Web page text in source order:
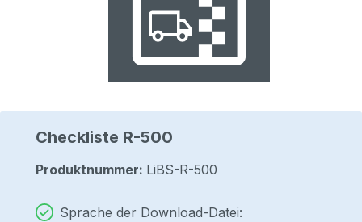
Checkliste R-500
Produktnummer: LiBS-R-500
Sprache der Download-Datei: